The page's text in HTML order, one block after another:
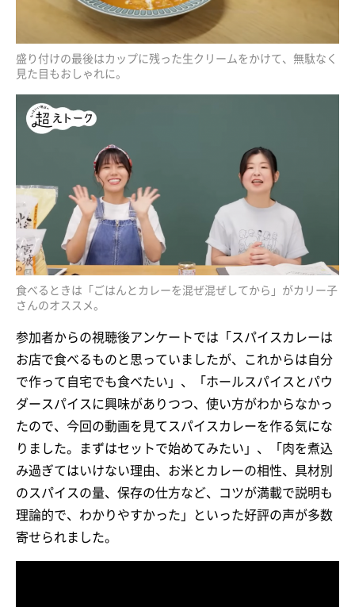
盛り付けの最後はカップに残った生クリームをかけて、無駄なく
見た目もおしゃれに。
食べるときは「ごはんとカレーを混ぜ混ぜしてから」がカリー子
さんのオススメ。
参加者からの視聴後アンケートでは「スパイスカレーは
お店で食べるものと思っていましたが、これからは自分
で作って自宅でも食べたい」、「ホールスパイスとパウ
ダースパイスに興味がありつつ、使い方がわからなかっ
たので、今回の動画を見てスパイスカレーを作る気にな
りました。まずはセットで始めてみたい」、「肉を煮込
み過ぎてはいけない理由、お米とカレーの相性、具材別
のスパイスの量、保存の仕方など、コツが満載で説明も
理論的で、わかりやすかった」といった好評の声が多数
寄せられました。